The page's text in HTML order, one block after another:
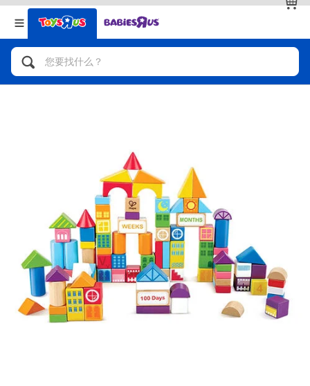
返回
分类目录
人气英雄，角色扮演，射击玩具
拼砌组合及乐高LEGO
玩具车，货车，火车及遥控系列
手工艺，文具，蜡笔，泥胶，画板
娃娃，芭比，收藏公仔
电子玩具
返回
品牌
查看全部